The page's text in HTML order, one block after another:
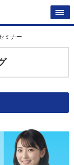
ミナー